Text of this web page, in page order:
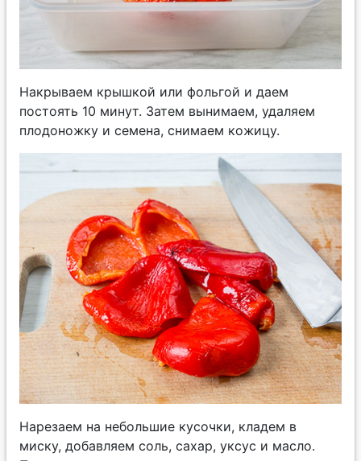
Накрываем крышкой или фольгой и даем
постоять 10 минут. Затем вынимаем, удаляем
плодоножку и семена, снимаем кожицу.
Нарезаем на небольшие кусочки, кладем в
миску, добавляем соль, сахар, уксус и масло.